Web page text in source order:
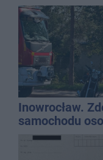
Inowrocław.
samochodu